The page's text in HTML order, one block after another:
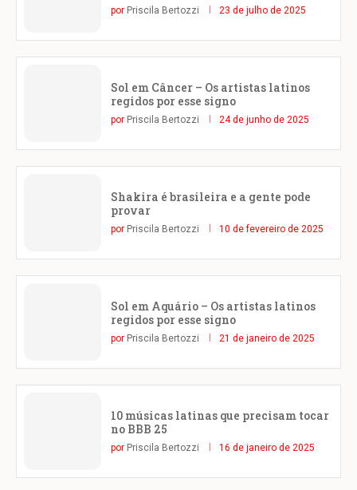
por Priscila Bertozzi 23 de julho de 2025
Sol em Câncer – Os artistas latinos
regidos por esse signo
por Priscila Bertozzi 24 de junho de 2025
Shakira é brasileira e a gente pode
provar
por Priscila Bertozzi 10 de fevereiro de 2025
Sol em Aquário – Os artistas latinos
regidos por esse signo
por Priscila Bertozzi 21 de janeiro de 2025
10 músicas latinas que precisam tocar
no BBB 25
por Priscila Bertozzi 16 de janeiro de 2025